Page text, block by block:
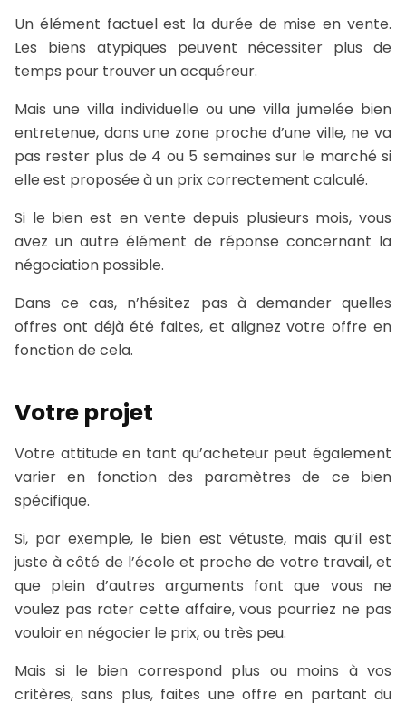
Un élément factuel est la durée de mise en vente.
Les biens atypiques peuvent nécessiter plus de
temps pour trouver un acquéreur.
Mais une villa individuelle ou une villa jumelée bien
entretenue, dans une zone proche d’une ville, ne va
pas rester plus de 4 ou 5 semaines sur le marché si
elle est proposée à un prix correctement calculé.
Si le bien est en vente depuis plusieurs mois, vous
avez un autre élément de réponse concernant la
négociation possible.
Dans ce cas, n’hésitez pas à demander quelles
offres ont déjà été faites, et alignez votre offre en
fonction de cela.
Votre projet
Votre attitude en tant qu’acheteur peut également
varier en fonction des paramètres de ce bien
spécifique.
Si, par exemple, le bien est vétuste, mais qu’il est
juste à côté de l’école et proche de votre travail, et
que plein d’autres arguments font que vous ne
voulez pas rater cette affaire, vous pourriez ne pas
vouloir en négocier le prix, ou très peu.
Mais si le bien correspond plus ou moins à vos
critères, sans plus, faites une offre en partant du